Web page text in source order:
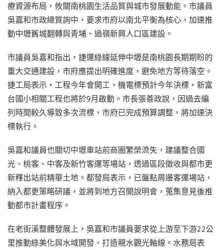
療資源布局，攸關南桃園生活品質與城市發展動能。市議員
吳嘉和市政總質詢中，要求市府以南北平衡為核心，加速推
動中壢舊城翻轉與青埔、過嶺新興人口區建設。
市議員吳嘉和指出，捷運綠線延伸中壢是南桃園長期期盼的
重大交通建設，市府應提出明確進度，避免地方等待落空。
捷工局表示，工程今年會開工，機電標預計今年決標，新富
台國小相關工程也將於9月啟動。市長張善政說，因過去編
列時間較久導致多次流標，市府已完成預算調整，將加速決
標執行。
吳嘉和議員也關切中壢車站前商圈繁榮流失，建議整合國
光、桃客、中客及新竹客運等場站，透過區段徵收與都市更
新釋出站前精華土地。都發局表示，已盤點周邊客運場站，
納入都更策略研議，並將到地方召開說明會，蒐集意見後推
動都市計畫程序。
在老街溪整體發展上，吳嘉和市議員要求從上游至下游22公
里推動綠美化與水域開發，打造親水觀光軸線。水務局表